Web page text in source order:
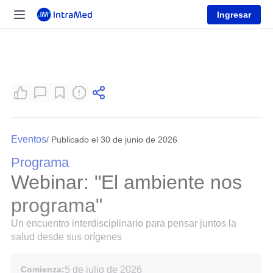
Ingresar
Eventos/ Publicado el 30 de junio de 2026
Programa
Webinar: "El ambiente nos
programa"
Un encuentro interdisciplinario para pensar juntos la
salud desde sus orígenes
Comienza:5 de julio de 2026